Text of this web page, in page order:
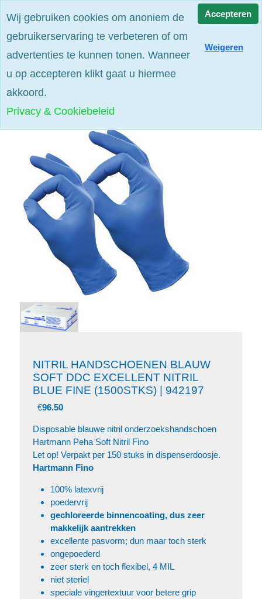
NITRIL HANDSCHOENEN BLAUW
SOFT DDC EXCELLENT NITRIL
BLUE FINE (1500STKS) | 942197
€96.50
Disposable blauwe nitril onderzoekshandschoen
Hartmann Peha Soft Nitril Fino
Let op! Verpakt per 150 stuks in dispenserdoosje.
Hartmann Fino
100% latexvrij
poedervrij
gechloreerde binnencoating, dus zeer
makkelijk aantrekken
excellente pasvorm; dun maar toch sterk
ongepoederd
zeer sterk en toch flexibel, 4 MIL
niet steriel
speciale vingertextuur voor betere grip
Wij gebruiken cookies om anoniem de
gebruikerservaring te verbeteren of om
advertenties te kunnen tonen. Wanneer
u op accepteren klikt gaat u hiermee
akkoord.
Privacy & Cookiebeleid
Accepteren
Weigeren